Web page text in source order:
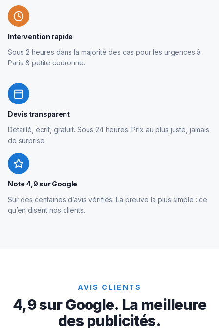
Intervention rapide
Sous 2 heures dans la majorité des cas pour les urgences à
Paris & petite couronne.
Devis transparent
Détaillé, écrit, gratuit. Sous 24 heures. Prix au plus juste, jamais
de surprise.
Note 4,9 sur Google
Sur des centaines d’avis vérifiés. La preuve la plus simple : ce
qu’en disent nos clients.
AVIS CLIENTS
4,9 sur Google. La meilleure
des publicités.